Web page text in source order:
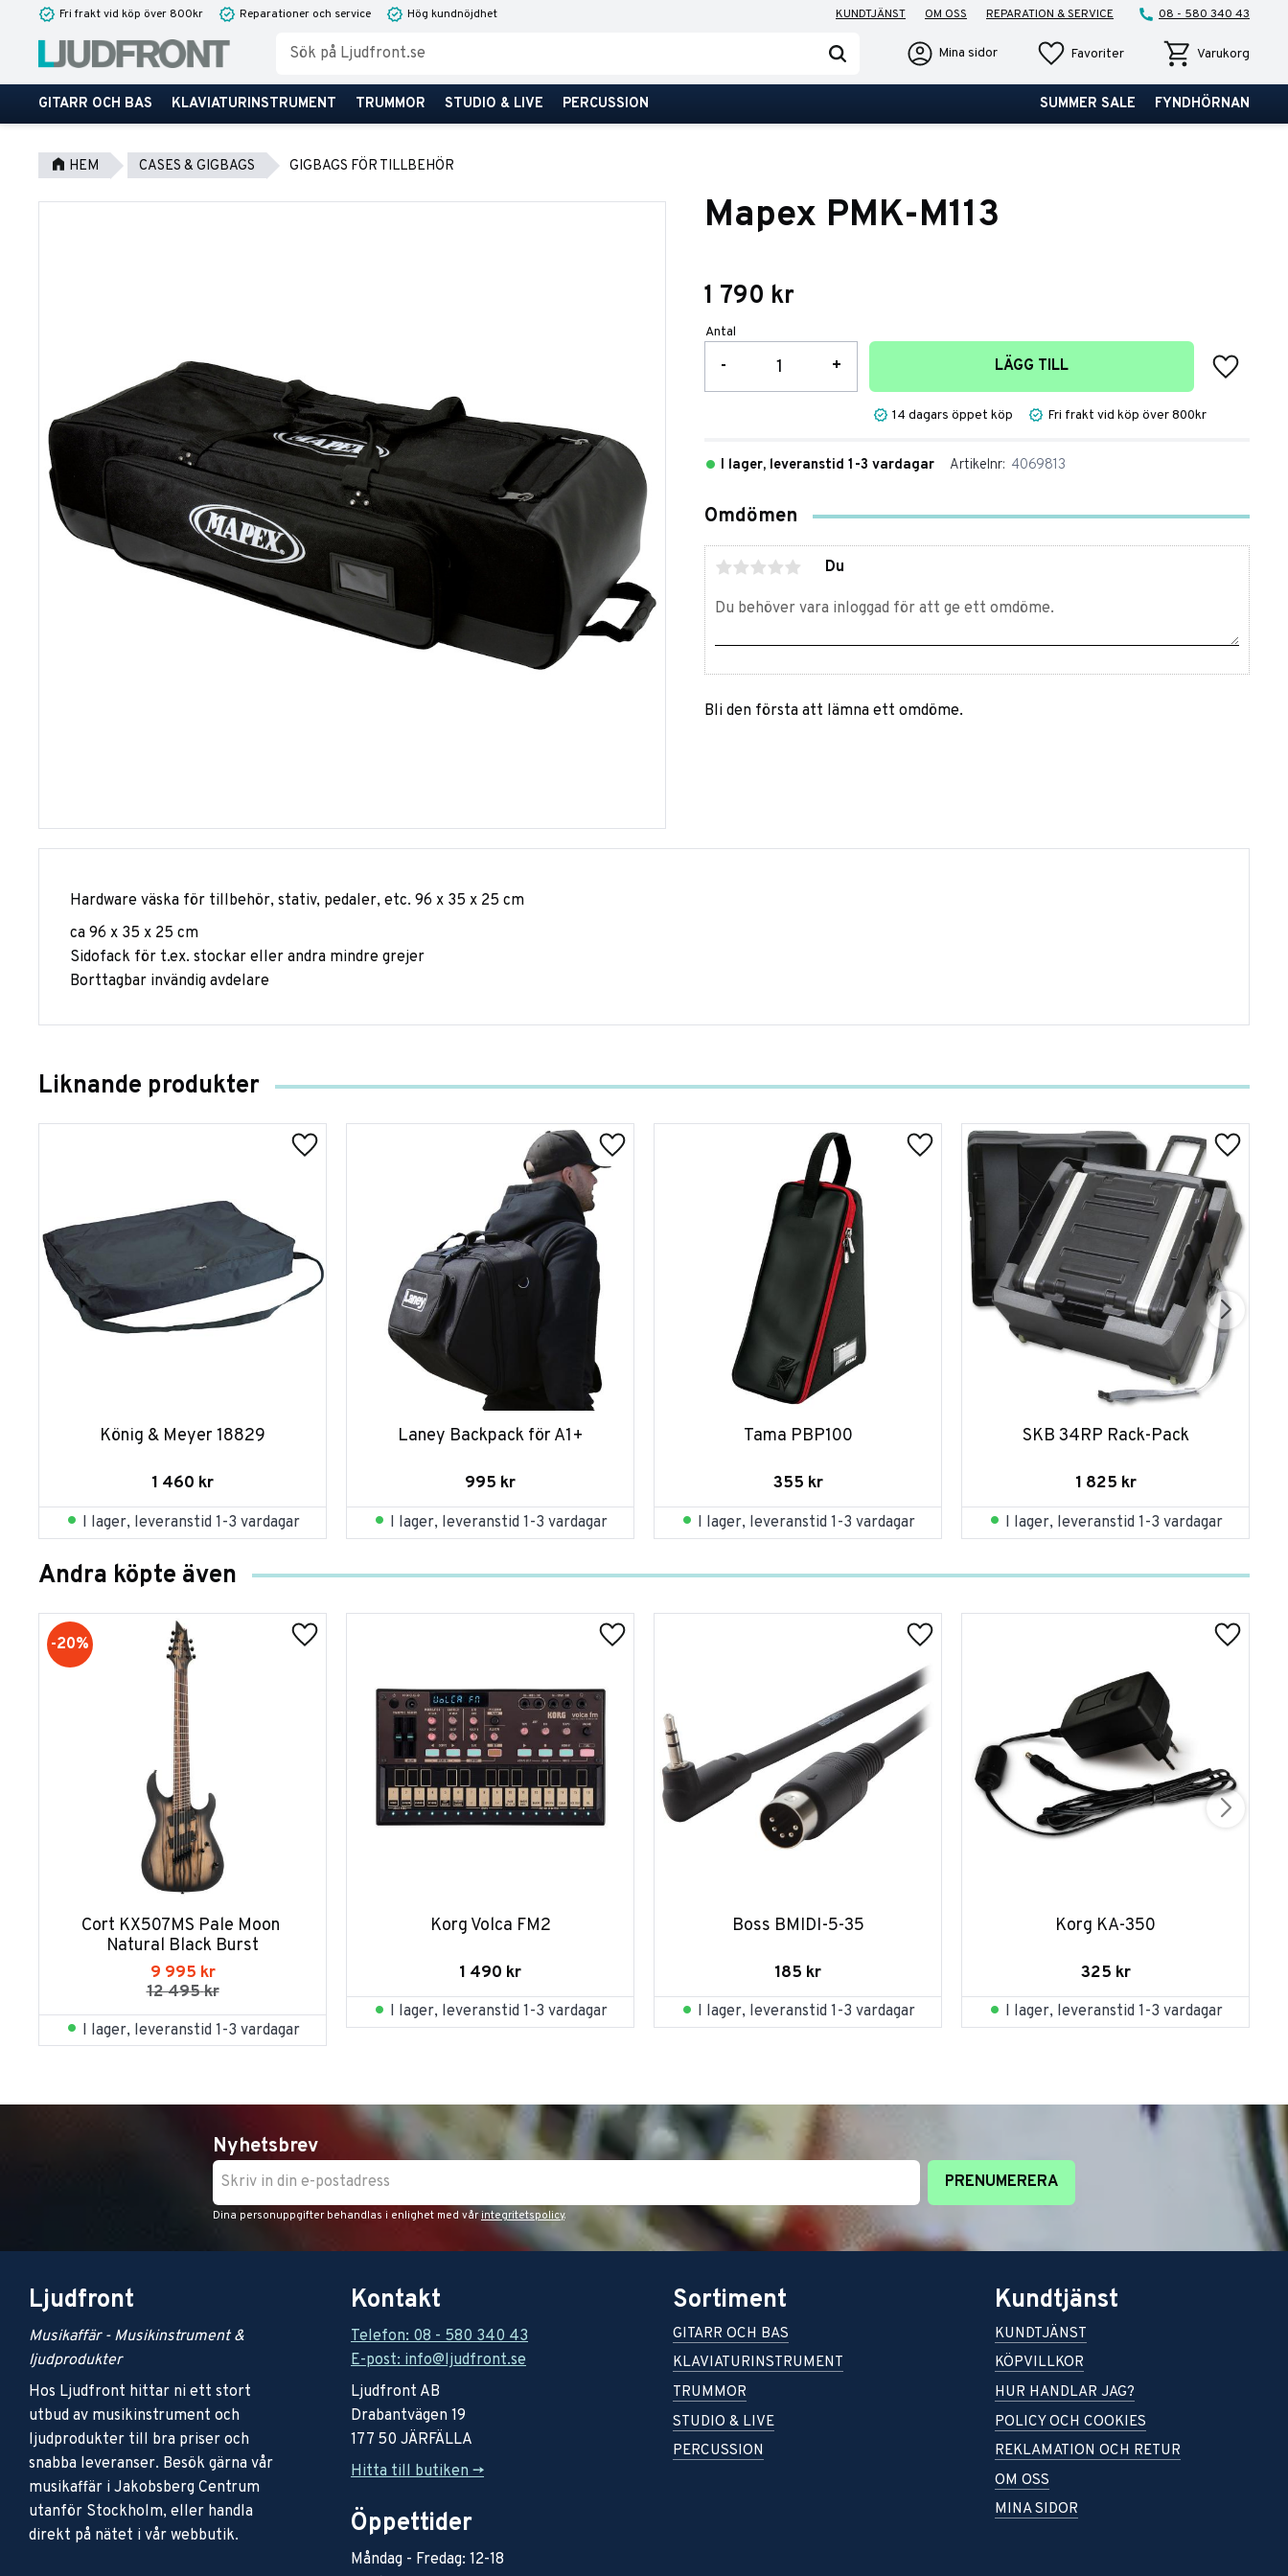
Fri frakt vid köp över 800kr Reparationer och service Hög kundnöjdhet KUNDTJÄNST OM OSS REPARATION & SERVICE 08 - 580 340 43
Mina sidor FavoriterFavoriter KundvagnVarukorg
GITARR OCH BAS KLAVIATURINSTRUMENT TRUMMOR STUDIO & LIVE PERCUSSION SUMMER SALE FYNDHÖRNAN
HEM CASES & GIGBAGS GIGBAGS FÖR TILLBEHÖR
Mapex PMK-M113
1 790 kr
Antal
+
- LÄGG TILL
Lägg till
14 dagars öppet köp Fri frakt vid köp över 800kr
I lager, leveranstid 1-3 vardagar Artikelnr 4069813
Omdömen
Du
Bli den första att lämna ett omdöme.
Hardware väska för tillbehör, stativ, pedaler, etc. 96 x 35 x 25 cm
ca 96 x 35 x 25 cm
Sidofack för t.ex. stockar eller andra mindre grejer
Borttagbar invändig avdelare
Liknande produkter
König & Meyer 18829
1 460 kr
I lager, leveranstid 1-3 vardagar
Laney Backpack för A1+
995 kr
I lager, leveranstid 1-3 vardagar
Tama PBP100
355 kr
I lager, leveranstid 1-3 vardagar
SKB 34RP Rack-Pack
1 825 kr
I lager, leveranstid 1-3 vardagar
Andra köpte även
Cort KX507MS Pale Moon
Natural Black Burst
9 995 kr
12 495kr
20%
I lager, leveranstid 1-3 vardagar
Korg Volca FM2
1 490 kr
I lager, leveranstid 1-3 vardagar
Boss BMIDI-5-35
185 kr
I lager, leveranstid 1-3 vardagar
Korg KA-350
325 kr
I lager, leveranstid 1-3 vardagar
Nyhetsbrev
PRENUMERERA
Dina personuppgifter behandlas i enlighet med vårintegritetspolicy.
Ljudfront
Musikaffär - Musikinstrument &
ljudprodukter
Hos Ljudfront hittar ni ett stort
utbud av musikinstrument och
ljudprodukter till bra priser och
snabba leveranser. Besök gärna vår
musikaffär i Jakobsberg Centrum
utanför Stockholm, eller handla
direkt på nätet i vår webbutik.
Kontakt
Telefon: 08 - 580 340 43
E-post: info@ljudfront.se
Ljudfront AB
Drabantvägen 19
177 50 JÄRFÄLLA
Hitta till butiken ->
Öppettider
Måndag - Fredag: 12-18
Sortiment
GITARR OCH BAS
KLAVIATURINSTRUMENT
TRUMMOR
STUDIO & LIVE
PERCUSSION
Kundtjänst
KUNDTJÄNST
KÖPVILLKOR
HUR HANDLAR JAG?
POLICY OCH COOKIES
REKLAMATION OCH RETUR
OM OSS
MINA SIDOR